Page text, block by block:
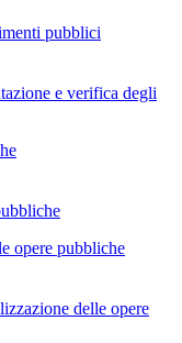
pubblici
e verifica degli
opere pubbliche
delle opere